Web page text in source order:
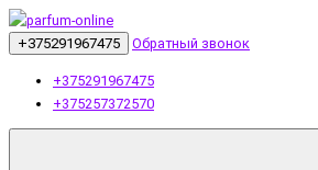
+375291967475 Обратный звонок
+375291967475
+375257372570